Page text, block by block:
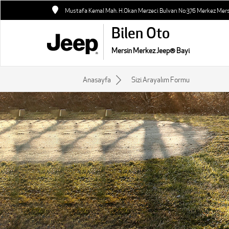
Mustafa Kemal Mah. H.Okan Merzeci Bulvarı No:376 Merkez
Bilen Oto
Mersin Merkez Jeep® Bayi
Anasayfa Sizi Arayalım Formu